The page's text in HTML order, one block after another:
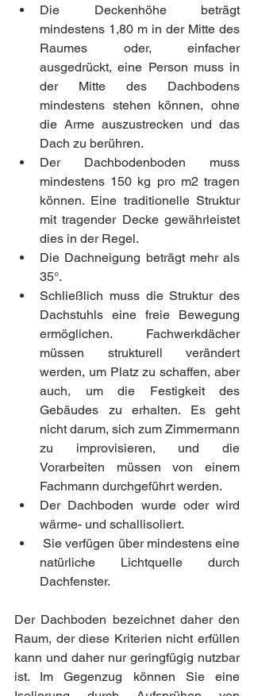
Die Deckenhöhe beträgt
mindestens 1,80 m in der Mitte des
Raumes oder, einfacher
ausgedrückt, eine Person muss in
der Mitte des Dachbodens
mindestens stehen können, ohne
die Arme auszustrecken und das
Dach zu berühren.
Der Dachbodenboden muss
mindestens 150 kg pro m2 tragen
können. Eine traditionelle Struktur
mit tragender Decke gewährleistet
dies in der Regel.
Die Dachneigung beträgt mehr als
35°.
Schließlich muss die Struktur des
Dachstuhls eine freie Bewegung
ermöglichen. Fachwerkdächer
müssen strukturell verändert
werden, um Platz zu schaffen, aber
auch, um die Festigkeit des
Gebäudes zu erhalten. Es geht
nicht darum, sich zum Zimmermann
zu improvisieren, und die
Vorarbeiten müssen von einem
Fachmann durchgeführt werden.
Der Dachboden wurde oder wird
wärme- und schallisoliert.
Sie verfügen über mindestens eine
natürliche Lichtquelle durch
Dachfenster.
Der Dachboden bezeichnet daher den
Raum, der diese Kriterien nicht erfüllen
kann und daher nur geringfügig nutzbar
ist. Im Gegenzug können Sie eine